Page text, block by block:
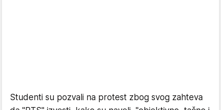
Studenti su pozvali na protest zbog svog zahteva